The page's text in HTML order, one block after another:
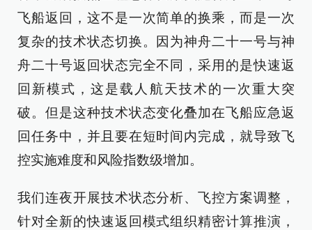
飞船返回，这不是一次简单的换乘，而是一次
复杂的技术状态切换。因为神舟二十一号与神
舟二十号返回状态完全不同，采用的是快速返
回新模式，这是载人航天技术的一次重大突
破。但是这种技术状态变化叠加在飞船应急返
回任务中，并且要在短时间内完成，就导致飞
控实施难度和风险指数级增加。
我们连夜开展技术状态分析、飞控方案调整，
针对全新的快速返回模式组织精密计算推演，